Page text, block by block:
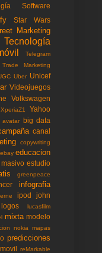
Software
Star Wars
Marketing
Tecnología
Telegram
Trade Marketing
Uber Unicef
Videojuegos
Volkswagen
XperiaZ1 Yahoo
avatar big data
canal
copywriting
ebay educacion
estudio
greenpeace
infografia
ipod
john
logos lucasfilm
mixta modelo
nokia mapas
predicciones
reMarkable